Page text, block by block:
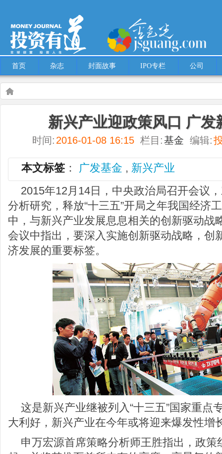
首页 杂志 封面故事 IPO专栏 公司
Warning: Use of undefined constant multiple - assumed 'multiple' (this will throw
content/themes/Hcms/single.phpon line 5
新兴产业迎政策风口 广发新兴产业在售
新兴产业迎政策风口 广发
时间: 2016-01-08 16:15 栏目:基金 编辑:
本文标签 ： 广发基金 , 新兴产业
2015年12月14日，中央政治局召开会议
分析研究，释放“十三五”开局之年我国经济
中，与新兴产业发展息息相关的创新驱动战
会议中指出，要深入实施创新驱动战略，创
济发展的重要标签。
这是新兴产业继被列入“十三五”国家重点
大利好，新兴产业在今年或将迎来爆发性增
申万宏源首席策略分析师王胜指出，政策